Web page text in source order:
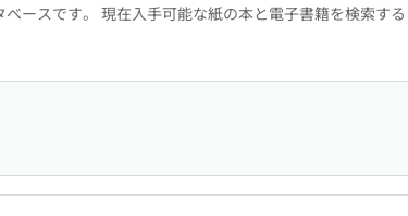
ースです。 現在入手可能な紙の本と電子書籍を検索す